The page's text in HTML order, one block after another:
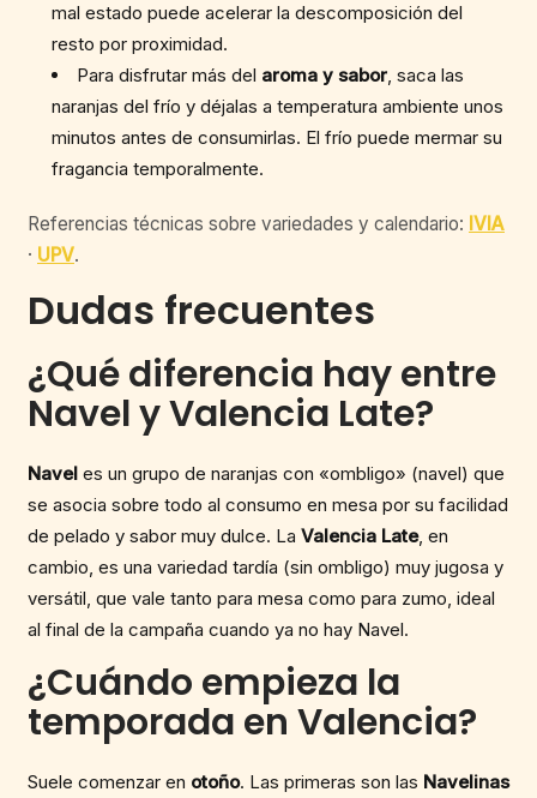
mal estado puede acelerar la descomposición del
resto por proximidad.
Para disfrutar más del aroma y sabor, saca las
naranjas del frío y déjalas a temperatura ambiente unos
minutos antes de consumirlas. El frío puede mermar su
fragancia temporalmente.
Referencias técnicas sobre variedades y calendario: IVIA
· UPV.
Dudas frecuentes
¿Qué diferencia hay entre
Navel y Valencia Late?
Navel es un grupo de naranjas con «ombligo» (navel) que
se asocia sobre todo al consumo en mesa por su facilidad
de pelado y sabor muy dulce. La Valencia Late, en
cambio, es una variedad tardía (sin ombligo) muy jugosa y
versátil, que vale tanto para mesa como para zumo, ideal
al final de la campaña cuando ya no hay Navel.
¿Cuándo empieza la
temporada en Valencia?
Suele comenzar en otoño. Las primeras son las Navelinas